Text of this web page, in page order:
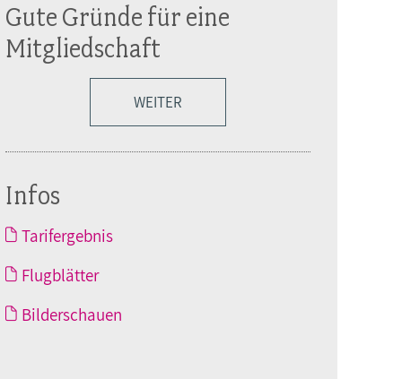
Gute Gründe für eine
Mitgliedschaft
WEITER
Infos
Tarifergebnis
Flugblätter
Bilderschauen